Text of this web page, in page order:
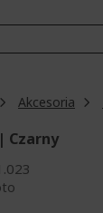
Akcesoria
Czarny